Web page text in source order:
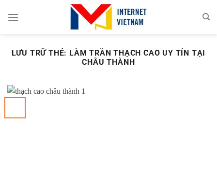
đến
LƯU TRỮ THẺ: LÀM TRẦN THẠCH CAO UY TÍN TẠI
CHÂU THÀNH